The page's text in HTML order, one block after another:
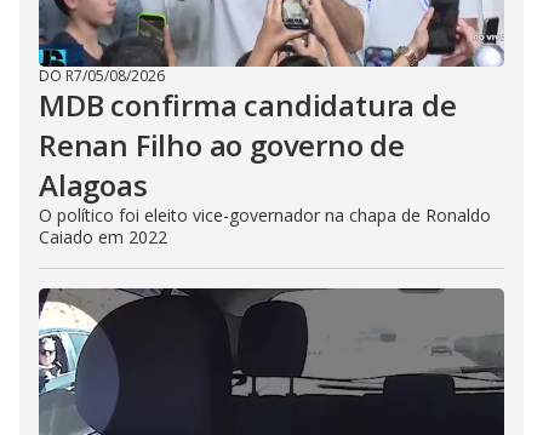
DO R7/05/08/2026
MDB confirma candidatura de
Renan Filho ao governo de
Alagoas
O político foi eleito vice-governador na chapa de Ronaldo
Caiado em 2022